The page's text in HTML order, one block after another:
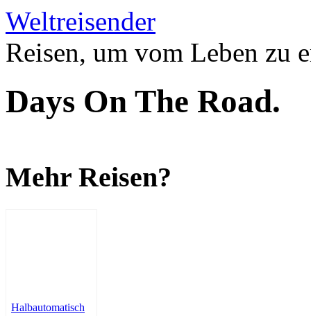
Weltreisender
Reisen, um vom Leben zu
Days On The Road.
Mehr Reisen?
Halbautomatisch